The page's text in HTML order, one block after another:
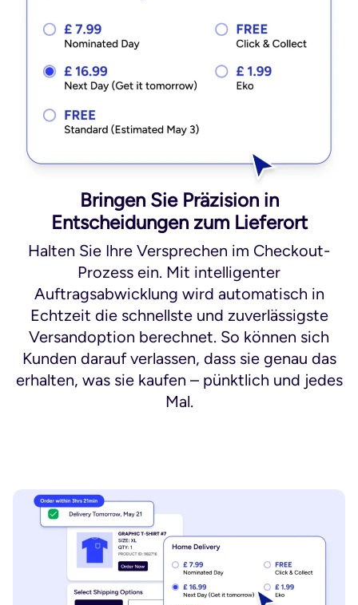
Bringen Sie Präzision in
Entscheidungen zum Lieferort
Halten Sie Ihre Versprechen im Checkout-
Prozess ein. Mit intelligenter
Auftragsabwicklung wird automatisch in
Echtzeit die schnellste und zuverlässigste
Versandoption berechnet. So können sich
Kunden darauf verlassen, dass sie genau das
erhalten, was sie kaufen – pünktlich und jedes
Mal.